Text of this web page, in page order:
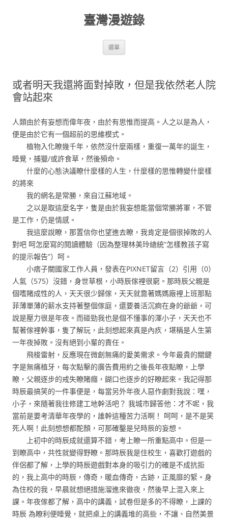
臺灣漫遊錄
選單
或者明天我還將面對掉敗，但是我依然老人院
會站起來
人類由於有妄想而偉年夜，由於有思惟而提高。人之以是為人，
便是由於它有一個超前的思維模式。
植物入化瞭幾千年，依然沒什麼兩樣，重復一萬年的誕生，
睡覺，捕獵/或許食草，然後殞命。
什麼的心態決議瞭什麼樣的人生，什麼樣的思惟轉變什麼樣
的將來
我的網名是常勝，來自江蘇地域。
之以是取這麼名字，隻是由於我妄想能當個常勝將軍，不管
是工作，仍是情感。
我這麼說瞭，那置信你也望進去瞭，我肯定是個很掉敗的人
對吧 呵怎麼寫的閱讀體驗（因為整理林美玲總統“怎樣教孩子寫
的提示報告”）呵。
小痞子關國家工作人員，發表在PIXNET留言（2）引用（0）
人氣（575）沒錯，身世草根，小時辰傢裡很窮。那時辰父親是
個嗜賭成性的人，天天很少歸傢，天天就靠著媽媽廠裡上班那點
菲薄單薄的薪水支持著整個傢庭，還要養活沉痾在身的爺爺，可
說是壓力很是年夜。而碰勁我也是個不懂事的渾小子，天天也不
幫著傢裡幹事，隻了解玩，此刻想起來真是內疚，堪稱是人生第
一年夜掉敗。沒有絕到小輩的責任。
飛梭雷射，反應現在微創無痛的愛美需求。今年最貴的關鍵
字是無痛植牙，每次點擊的廣告費用約之後長年夜點瞭，上學
瞭，父親逐步的戒失瞭賭癮，餬口也逐步的好瞭起來。我記得那
時辰最搞笑的一件事便是，每當另外年夜人惡作劇對我說：嘿，
小子，來隨著我往修建工地幹活吧？ 我城市歸答他：才不呢，我
當前是要考清華年夜學的，誰幹這種苦力活啊！ 呵呵，是不是笑
死人啊！此刻想想都酡顏，可那確鑿是兒時辰的妄想。
上初中的時辰成就還算不錯，考上瞭一所重點高中。但是一
到瞭高中，共性就變得野瞭。那時辰我是住校生，喜歡打遊戲的
伴侶都了解，上學的時辰遊戲對本身的吸引力的確是不成抗拒
的，我上高中的時辰，傳奇，暖血傳奇，古跡，正風靡的緊。身
為住校的我，早晨就想絕措施溜進來徹夜，然後早上混入來上
課。年夜傢都了解，高中的講義，試卷但是多的不得瞭，上課的
時辰 為瞭利便睡覺，就把桌上的講義堆的高些，不讓、自然美景